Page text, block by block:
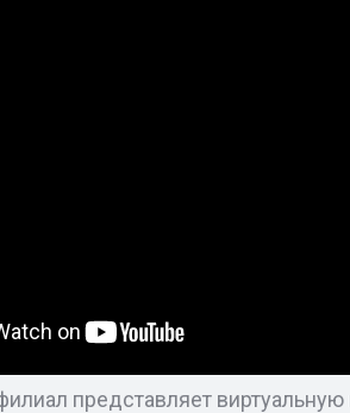
представляет